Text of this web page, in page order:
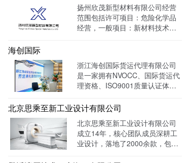
扬州欣茂新型材料有限公司经营
范围包括许可项目：危险化学品
经营，一般项目：新材料技术研
品展示的主要目的，目前全网曝
光量：992915次。
海创国际
浙江海创国际货运代理有限公司
是一家拥有NVOCC、国际货运代
理资格、ISO9001质量认证体系
公司。 官网上线一年多，全网曝
光量：226958次。
北京思乘至新工业设计有限公司
北京思乘至新工业设计有限公司
成立14年，核心团队成员深耕工
业设计，落地了2000余款，包括